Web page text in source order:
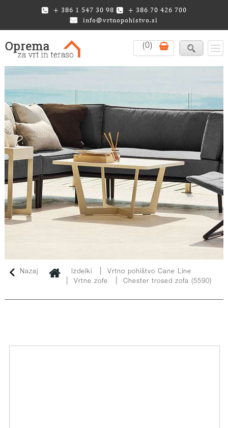
+ 386 1 547 30 98
+ 386 70 426 700
info@vrtnopohistvo.si
(0)
Nazaj Izdelki Vrtno pohištvo Cane Line
Vrtne zofe Chester trosed zofa (5590)